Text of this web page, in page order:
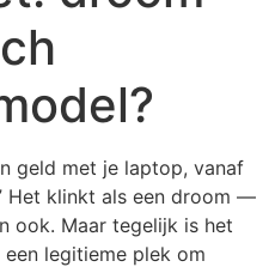
geld met je laptop, vanaf
Het klinkt als een droom —
ook. Maar tegelijk is het
legitieme plek om